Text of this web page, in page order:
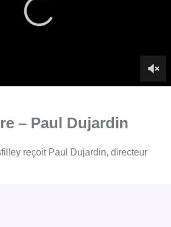
– Paul Dujardin
reçoit Paul Dujardin, directeur